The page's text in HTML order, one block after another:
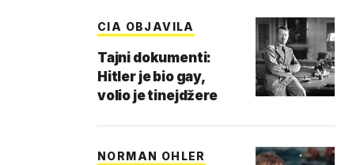
CIA OBJAVILA
Tajni dokumenti:
Hitler je bio gay,
volio je tinejdžere
NORMAN OHLER